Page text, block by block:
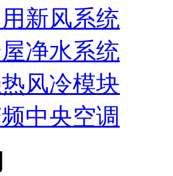
新风系统
净水系统
风冷模块
中央空调